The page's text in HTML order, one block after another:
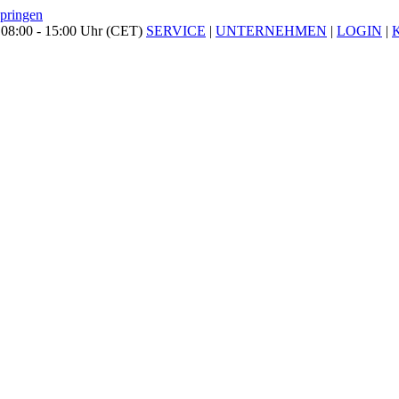
- 15:00 Uhr (CET) SERVICE | UNTERNEHMEN | LOGIN |